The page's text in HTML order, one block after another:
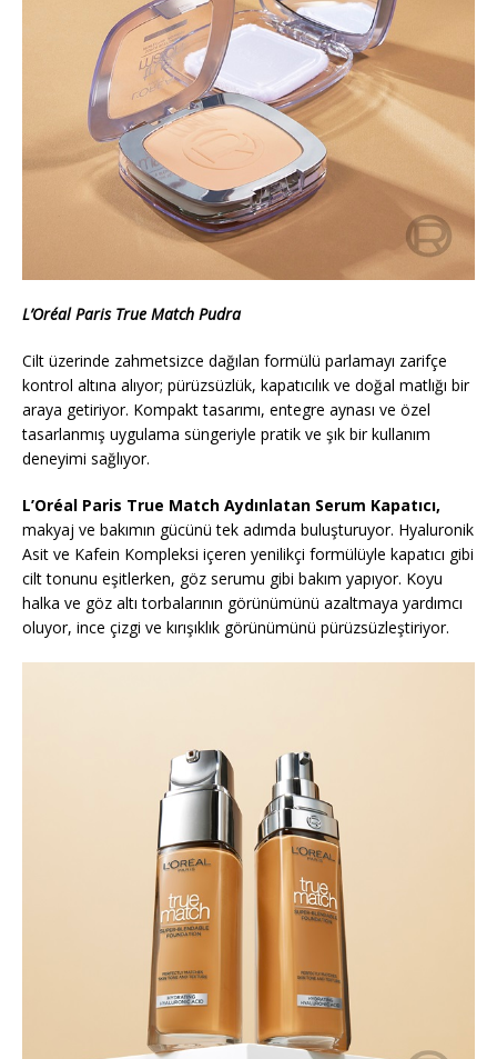
L’Oréal Paris True Match Pudra
Cilt üzerinde zahmetsizce dağılan formülü parlamayı zarifçe
kontrol altına alıyor; pürüzsüzlük, kapatıcılık ve doğal matlığı bir
araya getiriyor. Kompakt tasarımı, entegre aynası ve özel
tasarlanmış uygulama süngeriyle pratik ve şık bir kullanım
deneyimi sağlıyor.
L’Oréal Paris True Match Aydınlatan Serum Kapatıcı,
makyaj ve bakımın gücünü tek adımda buluşturuyor. Hyaluronik
Asit ve Kafein Kompleksi içeren yenilikçi formülüyle kapatıcı gibi
cilt tonunu eşitlerken, göz serumu gibi bakım yapıyor. Koyu
halka ve göz altı torbalarının görünümünü azaltmaya yardımcı
oluyor, ince çizgi ve kırışıklık görünümünü pürüzsüzleştiriyor.